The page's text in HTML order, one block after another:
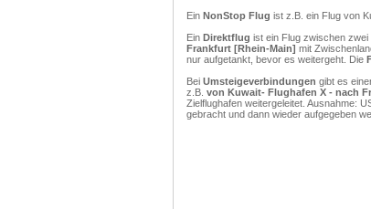
Ein NonStop Flug ist z.B. ein Flug von
Ein Direktflug ist ein Flug zwischen
Frankfurt [Rhein-Main] mit
nur aufgetankt, bevor es weitergeht. Die
Bei Umsteigeverbindungen gibt es
z.B. von Kuwait- Flughafen X - nach
Zielflughafen weitergeleitet. Ausnahme:
gebracht und dann wieder aufgegeben